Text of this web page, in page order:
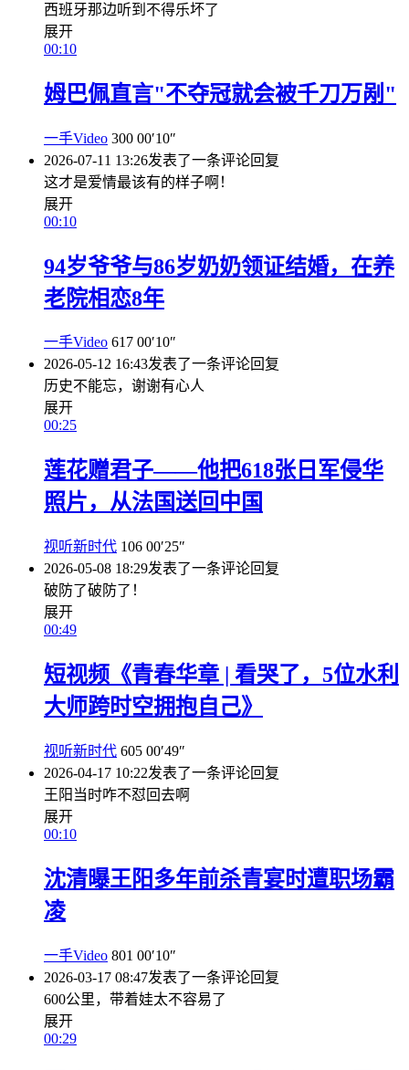
西班牙那边听到不得乐坏了
展开
00:10
姆巴佩直言"不夺冠就会被千刀万剐"
一手Video 300 00′10″
2026-07-11 13:26发表了一条评论回复
这才是爱情最该有的样子啊！
展开
00:10
94岁爷爷与86岁奶奶领证结婚，在养
老院相恋8年
一手Video 617 00′10″
2026-05-12 16:43发表了一条评论回复
历史不能忘，谢谢有心人
展开
00:25
莲花赠君子——他把618张日军侵华
照片，从法国送回中国
视听新时代 106 00′25″
2026-05-08 18:29发表了一条评论回复
破防了破防了！
展开
00:49
短视频《青春华章 | 看哭了，5位水利
大师跨时空拥抱自己》
视听新时代 605 00′49″
2026-04-17 10:22发表了一条评论回复
王阳当时咋不怼回去啊
展开
00:10
沈清曝王阳多年前杀青宴时遭职场霸
凌
一手Video 801 00′10″
2026-03-17 08:47发表了一条评论回复
600公里，带着娃太不容易了
展开
00:29